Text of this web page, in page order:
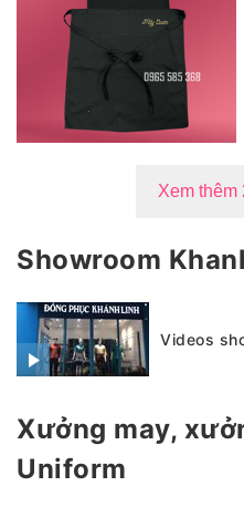
Xem thêm
Showroom
Videos
Xưởng may,
Uniform